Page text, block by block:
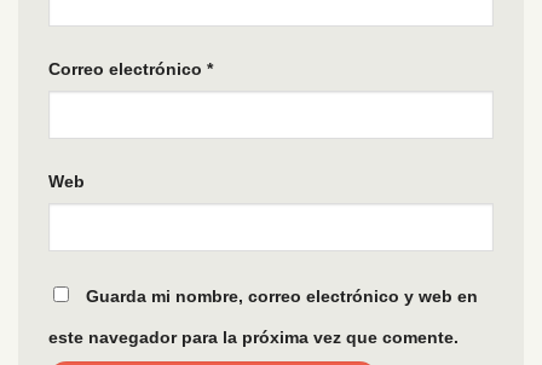
Correo electrónico *
Web
Guarda mi nombre, correo electrónico y web en
este navegador para la próxima vez que comente.